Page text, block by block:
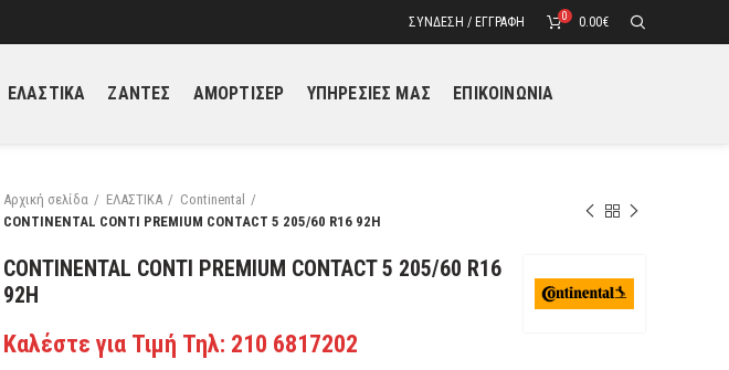
ΣΎΝΔΕΣΗ / ΕΓΓΡΑΦΉ 0 0.00€
ΕΛΑΣΤΙΚΑ ΖΑΝΤΕΣ ΑΜΟΡΤΙΣΕΡ ΥΠΗΡΕΣΙΕΣ ΜΑΣ ΕΠΙΚΟΙΝΩΝΙΑ
Αρχική σελίδα ΕΛΑΣΤΙΚΑ
Continental
CONTINENTAL CONTI PREMIUM CONTACT 5 205/60 R16 92H
CONTINENTAL CONTI PREMIUM CONTACT 5 205/60 R16
92H
Καλέστε για Τιμή Τηλ: 210 6817202